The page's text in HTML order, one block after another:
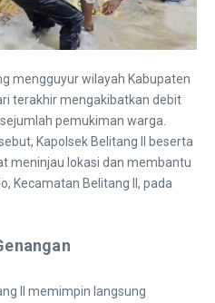
mengguyur wilayah Kabupaten
terakhir mengakibatkan debit
pemukiman warga.
Kapolsek Belitang II beserta
meninjau lokasi dan membantu
Kecamatan Belitang II, pada
II memimpin langsung